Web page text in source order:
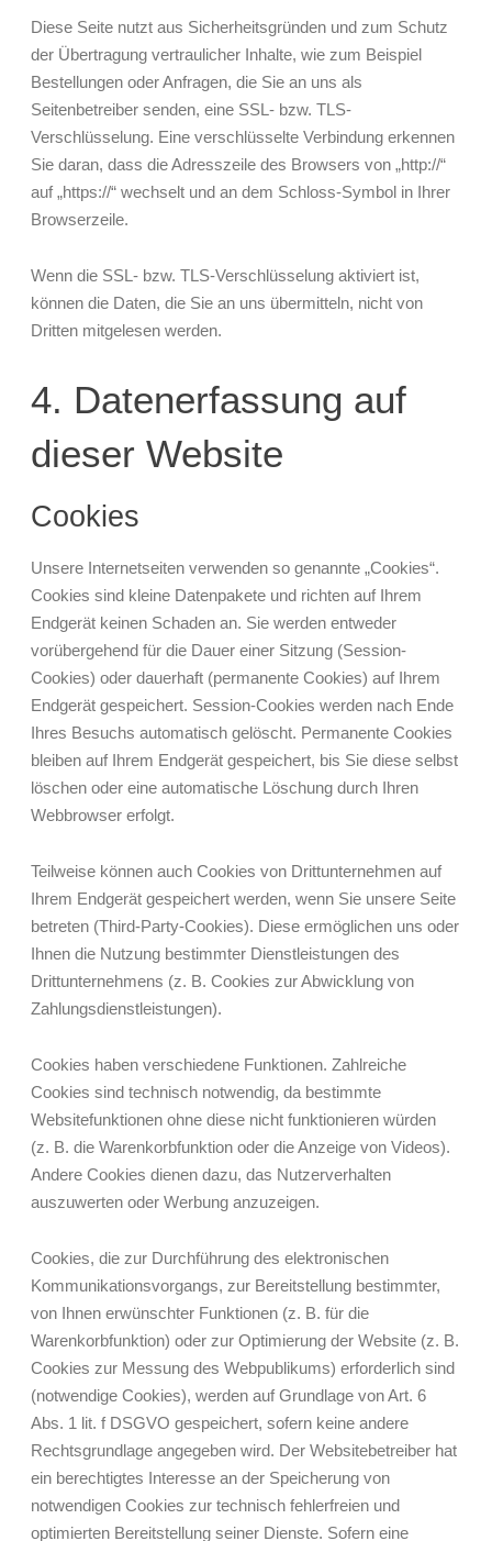
Diese Seite nutzt aus Sicherheitsgründen und zum Schutz
der Übertragung vertraulicher Inhalte, wie zum Beispiel
Bestellungen oder Anfragen, die Sie an uns als
Seitenbetreiber senden, eine SSL- bzw. TLS-
Verschlüsselung. Eine verschlüsselte Verbindung erkennen
Sie daran, dass die Adresszeile des Browsers von „http://“
auf „https://“ wechselt und an dem Schloss-Symbol in Ihrer
Browserzeile.
Wenn die SSL- bzw. TLS-Verschlüsselung aktiviert ist,
können die Daten, die Sie an uns übermitteln, nicht von
Dritten mitgelesen werden.
4. Datenerfassung auf
dieser Website
Cookies
Unsere Internetseiten verwenden so genannte „Cookies“.
Cookies sind kleine Datenpakete und richten auf Ihrem
Endgerät keinen Schaden an. Sie werden entweder
vorübergehend für die Dauer einer Sitzung (Session-
Cookies) oder dauerhaft (permanente Cookies) auf Ihrem
Endgerät gespeichert. Session-Cookies werden nach Ende
Ihres Besuchs automatisch gelöscht. Permanente Cookies
bleiben auf Ihrem Endgerät gespeichert, bis Sie diese selbst
löschen oder eine automatische Löschung durch Ihren
Webbrowser erfolgt.
Teilweise können auch Cookies von Drittunternehmen auf
Ihrem Endgerät gespeichert werden, wenn Sie unsere Seite
betreten (Third-Party-Cookies). Diese ermöglichen uns oder
Ihnen die Nutzung bestimmter Dienstleistungen des
Drittunternehmens (z. B. Cookies zur Abwicklung von
Zahlungsdienstleistungen).
Cookies haben verschiedene Funktionen. Zahlreiche
Cookies sind technisch notwendig, da bestimmte
Websitefunktionen ohne diese nicht funktionieren würden
(z. B. die Warenkorbfunktion oder die Anzeige von Videos).
Andere Cookies dienen dazu, das Nutzerverhalten
auszuwerten oder Werbung anzuzeigen.
Cookies, die zur Durchführung des elektronischen
Kommunikationsvorgangs, zur Bereitstellung bestimmter,
von Ihnen erwünschter Funktionen (z. B. für die
Warenkorbfunktion) oder zur Optimierung der Website (z. B.
Cookies zur Messung des Webpublikums) erforderlich sind
(notwendige Cookies), werden auf Grundlage von Art. 6
Abs. 1 lit. f DSGVO gespeichert, sofern keine andere
Rechtsgrundlage angegeben wird. Der Websitebetreiber hat
ein berechtigtes Interesse an der Speicherung von
notwendigen Cookies zur technisch fehlerfreien und
optimierten Bereitstellung seiner Dienste. Sofern eine